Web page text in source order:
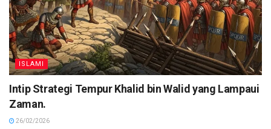
ISLAMI
Intip Strategi Tempur Khalid bin Walid yang Lampaui
Zaman.
26/02/2026